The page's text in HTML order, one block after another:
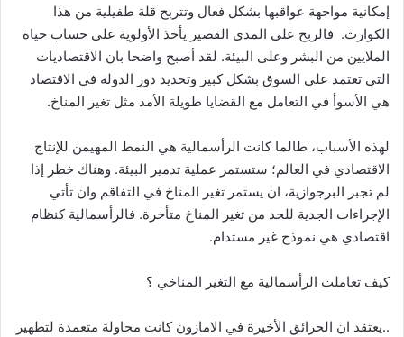
إمكانية مواجهة عواقبها بشكل فعال وتتربح قلة طفيلية من هذا
الكوارث. فالربح على المدى القصير يأخذ الأولوية على حساب حياة
الملايين من البشر وعلى البيئة. لقد أصبح واضحا بان الاقتصاديات
التي تعتمد على السوق بشكل كبير وتحديد دور الدولة في الاقتصاد
هي الأسوأ في التعامل مع القضايا طويلة الأمد مثل تغير المناخ.
لهذه الأسباب، طالما كانت الرأسمالية هي النمط المهيمن للإنتاج
الاقتصادي في العالم؛ ستستمر عملية تدمير البيئة. وهناك خطر إذا
لم تجبر البرجوازية، ان يستمر تغير المناخ في التفاقم وان تأتي
الإجراءات الجدية للحد من تغير المناخ متأخرة. فالرأسمالية كنظام
اقتصادي هي نموذج غير مستدام.
كيف تعاملت الرأسمالية مع التغير المناخي ؟
..يعتقد ان الحرائق الأخيرة في الامازون كانت محاولة متعمدة لتطهير